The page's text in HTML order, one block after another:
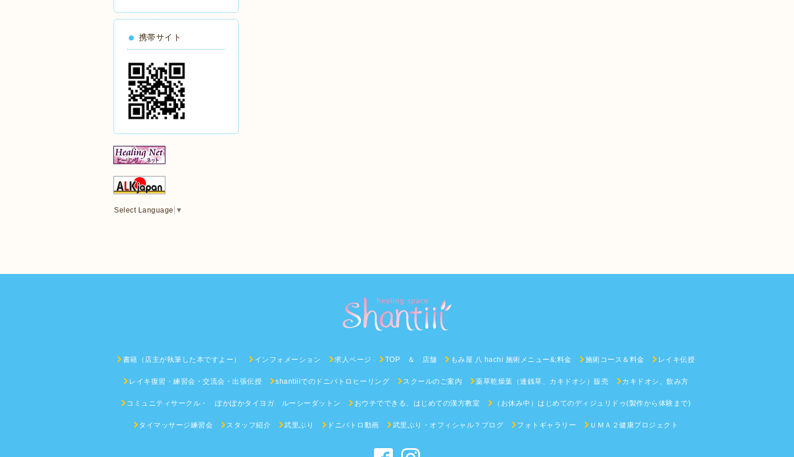
携帯サイト
Select Language ▼
書籍（店主が執筆した本ですよー） インフォメーション 求人ページ TOP ＆ 店舗 もみ屋 八 hachi 施術メニュー&;料金 施術コース＆料金 レイキ伝授
レイキ復習・練習会・交流会・出張伝授 shantiiiでのドニパトロヒーリング スクールのご案内 薬草乾燥葉（連銭草、カキドオシ）販売 カキドオシ、飲み方
コミュニティサークル・ ぽかぽかタイヨガ ルーシーダットン おウチでできる、はじめての漢方教室 （お休み中）はじめてのディジュリドゥ(製作から体験まで)
タイマッサージ練習会 スタッフ紹介 武里ぶり ドニパトロ動画 武里ぶり・オフィシャル？ブログ フォトギャラリー ＵＭＡ２健康プロジェクト